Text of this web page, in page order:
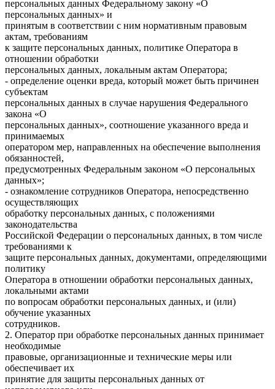
персональных данных Федеральному закону «О
персональных данных» и
принятым в соответствии с ним нормативным правовым
актам, требованиям
к защите персональных данных, политике Оператора в
отношении обработки
персональных данных, локальным актам Оператора;
- определение оценки вреда, который может быть причинен
субъектам
персональных данных в случае нарушения Федерального
закона «О
персональных данных», соотношение указанного вреда и
принимаемых
оператором мер, направленных на обеспечение выполнения
обязанностей,
предусмотренных Федеральным законом «О персональных
данных»;
- ознакомление сотрудников Оператора, непосредственно
осуществляющих
обработку персональных данных, с положениями
законодательства
Российской Федерации о персональных данных, в том числе
требованиями к
защите персональных данных, документами, определяющими
политику
Оператора в отношении обработки персональных данных,
локальными актами
по вопросам обработки персональных данных, и (или)
обучение указанных
сотрудников.
2. Оператор при обработке персональных данных принимает
необходимые
правовые, организационные и технические меры или
обеспечивает их
принятие для защиты персональных данных от